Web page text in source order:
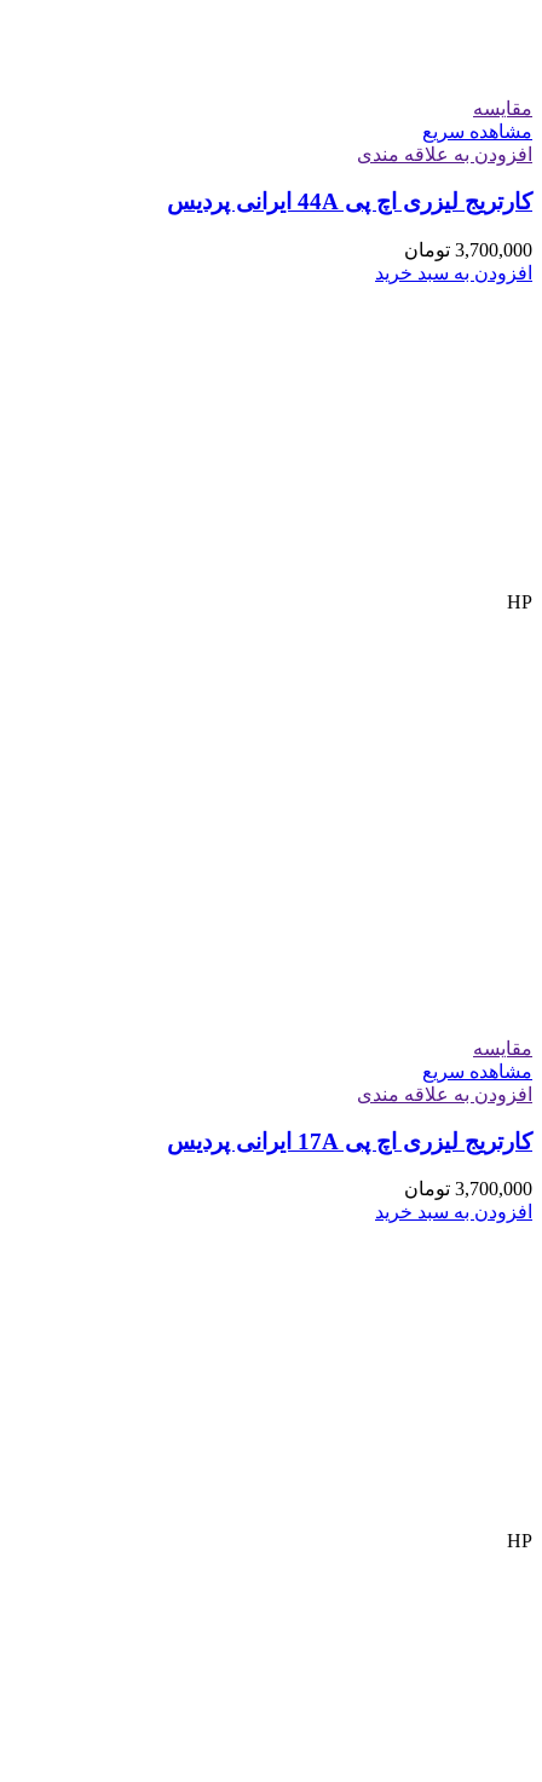
مقایسه
مشاهده سریع
افزودن به علاقه مندی
کارتریج لیزری اچ پی 44A ایرانی پردیس
3,700,000 تومان
افزودن به سبد خرید
HP
مقایسه
مشاهده سریع
افزودن به علاقه مندی
کارتریج لیزری اچ پی 17A ایرانی پردیس
3,700,000 تومان
افزودن به سبد خرید
HP